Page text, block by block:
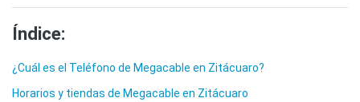
Índice:
¿Cuál es el Teléfono de Megacable en Zitácuaro?
Horarios y tiendas de Megacable en Zitácuaro